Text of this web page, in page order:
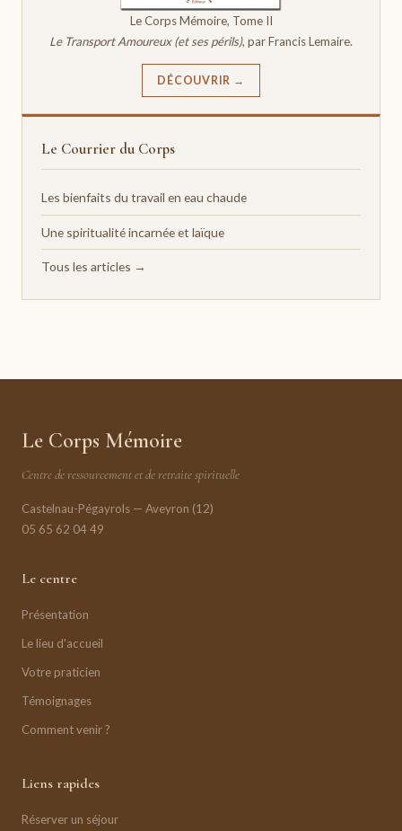
Le Corps Mémoire, Tome II
Le Transport Amoureux (et ses périls), par Francis Lemaire.
DÉCOUVRIR →
Le Courrier du Corps
Les bienfaits du travail en eau chaude
Une spiritualité incarnée et laïque
Tous les articles →
Le Corps Mémoire
Centre de ressourcement et de retraite spirituelle
Castelnau-Pégayrols — Aveyron (12)
05 65 62 04 49
Le centre
Présentation
Le lieu d'accueil
Votre praticien
Témoignages
Comment venir ?
Liens rapides
Réserver un séjour